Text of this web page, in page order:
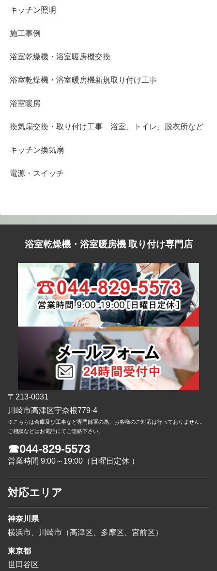
キッチン照明
施工事例
浴室乾燥機・浴室暖房機交換
浴室乾燥機・浴室暖房機新規取り付け工事
浴室暖房
換気扇交換・取り付け工事 浴室、トイレ、脱衣所など
キッチン換気扇
電源・スイッチ
浴室乾燥機・浴室暖房機 取り付け専門店
〒213-0031
川崎市高津区宇奈根779-4
※こちらは倉庫及び工事など専門部署の為、お客様のご対応は行っておりません。
ご相談などはお電話にてご連絡下さい。
☎044-829-5573
営業時間 9:00～19:00（日曜日定休 ）
対応エリア
神奈川県
横浜市、川崎市（高津区、多摩区、宮前区）
東京都
世田谷区